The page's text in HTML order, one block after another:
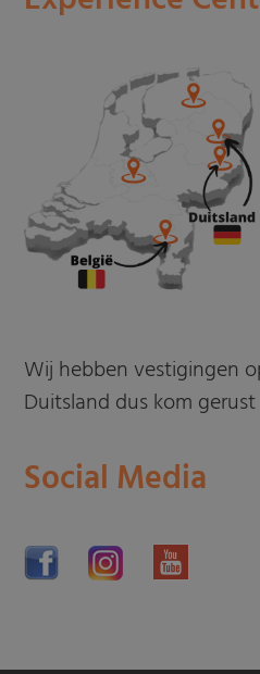
Wij hebben vestigingen
Duitsland dus kom
Social Media